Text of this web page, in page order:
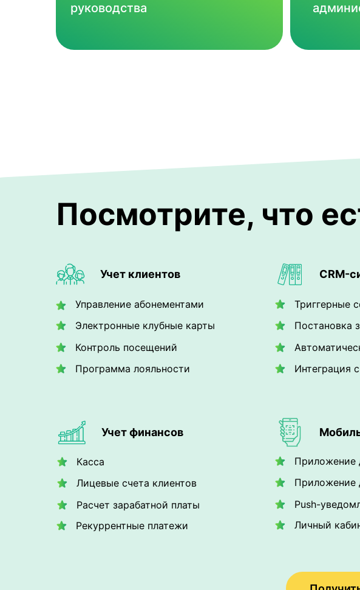
руководства
Посмотрите, что
Учет клиентов
Управление абонементами
Контроль посещений
CRM-
Программа лояльности
Электронные клубные карты
Учет финансов
Триггерные
Постановка
Интеграция
Касса
Лицевые счета клиентов
Рекуррентные платежи
Расчет зарабатной платы
Приложение
Приложение
Личный
Push-